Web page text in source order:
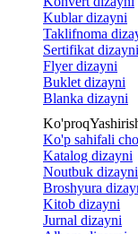
Kublar dizayni
Taklifnoma
Sertifikat dizayni
Flyer dizayni
Buklet dizayni
Blanka dizayni
Ko'proq
Ko'p sahifali
Katalog dizayni
Noutbuk dizayni
Broshyura
Kitob dizayni
Jurnal dizayni